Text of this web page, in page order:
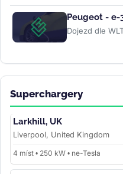
Peugeot - e-
Dojezd dle
Superchargery
Larkhill, UK
Liverpool, United Kingdom
4 míst • 250 kW • ne-Tesla